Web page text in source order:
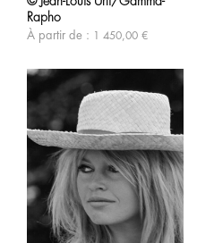
Les
options
peuvent
choisies
la
du
produit
Rapho
À partir de : 1 450,00 €